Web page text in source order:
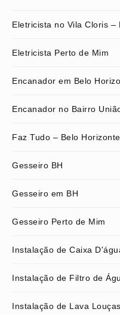
Eletricista no Vila Cloris –
Eletricista Perto de Mim
Encanador em Belo
Encanador no Bairro
Faz Tudo – Belo
Gesseiro BH
Gesseiro em BH
Gesseiro Perto de Mim
Instalação de Caixa
Instalação de Filtro de
Instalação de Lava Louças